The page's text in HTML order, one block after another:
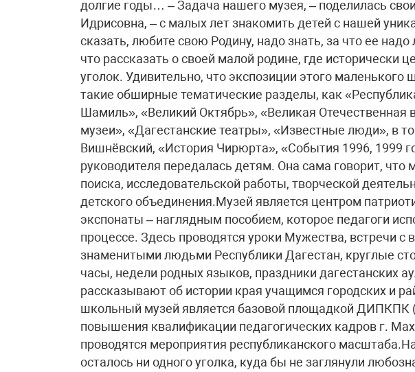
долгие годы… – Задача нашего музея, – поделилась
Идрисовна, – с малых лет знакомить детей с нашей
сказать, любите свою Родину, надо знать, за что ее
что рассказать о своей малой родине, где исторически
уголок. Удивительно, что экспозиции этого
такие обширные тематические разделы, как
Шамиль», «Великий Октябрь», «Великая Отечественная
музеи», «Дагестанские театры», «Известные люди», в
Вишнёвский, «История Чирюрта», «События 1996, 1999
руководителя передалась детям. Она сама говорит, что
поиска, исследовательской работы, творческой
детского объединения.Музей является центром
экспонаты – наглядным пособием, которое педагоги
процессе. Здесь проводятся уроки Мужества, встречи с
знаменитыми людьми Республики Дагестан, круглые
часы, недели родных языков, праздники дагестанских
рассказывают об истории края учащимся городских и
школьный музей является базовой площадкой ДИПКПК
повышения квалификации педагогических кадров г.
проводятся мероприятия республиканского
осталось ни одного уголка, куда бы не заглянули